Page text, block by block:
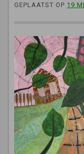
GEPLAATST OP 19